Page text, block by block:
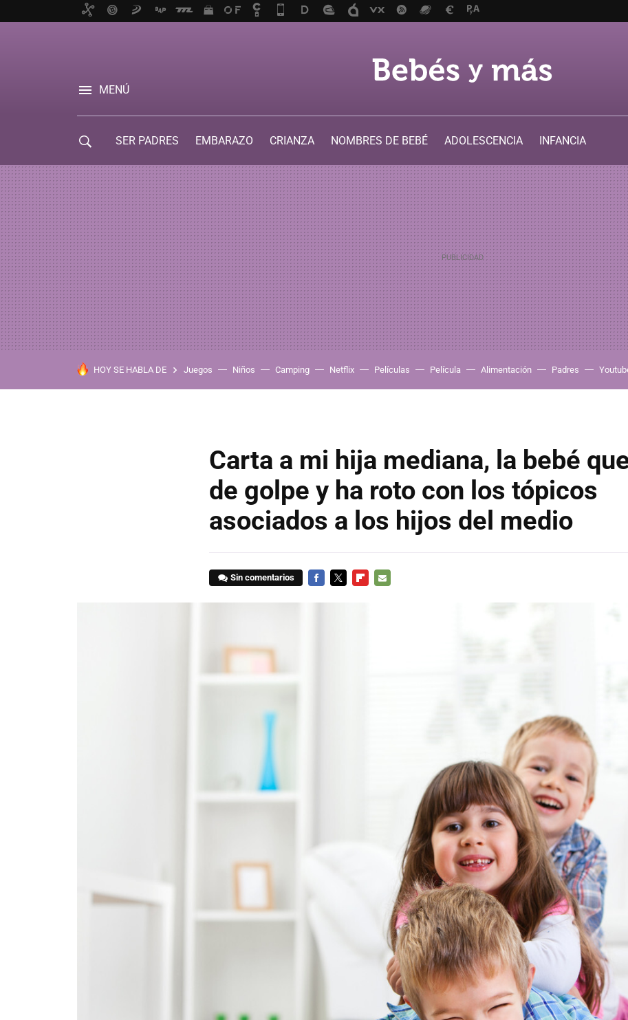
MENÚ
SER PADRES EMBARAZO CRIANZA NOMBRES DE BEBÉ ADOLESCENCIA
INFANCIA
HOY SE HABLA DE Juegos Niños Camping Netflix Películas Película Alimentación Padres
Carta a mi hija mediana, la bebé
de golpe y ha roto con los tópicos
asociados a los hijos del medio
Sin comentarios